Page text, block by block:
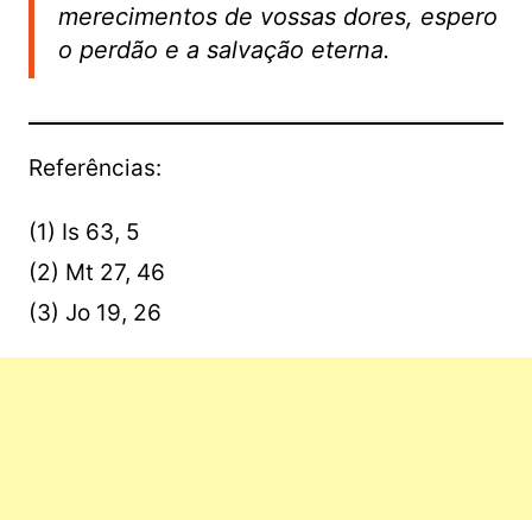
merecimentos de vossas dores, espero
o perdão e a salvação eterna.
Referências:
(1) Is 63, 5
(2) Mt 27, 46
(3) Jo 19, 26